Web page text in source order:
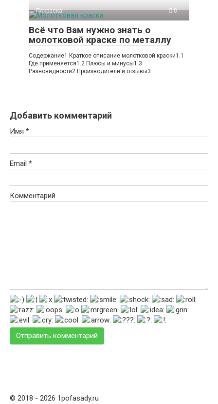
Покраска 0
Всё что Вам нужно знать о
молотковой краске по металлу
Содержание1 Краткое описание молотковой краски1.1
Где применяется1.2 Плюсы и минусы1.3
Разновидности2 Производители и отзывы3
Добавить комментарий
Имя *
Email *
Комментарий
© 2018 - 2026 1pofasady.ru